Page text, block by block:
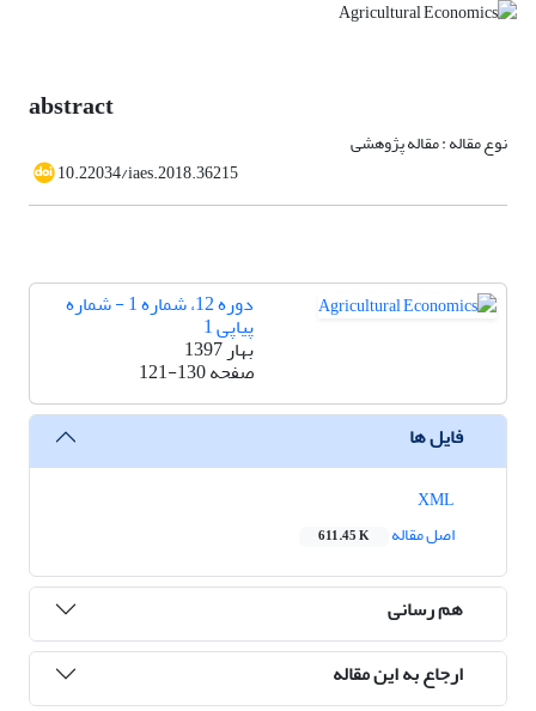
abstract
نوع مقاله : مقاله پژوهشی
10.22034/iaes.2018.36215
دوره 12، شماره 1 - شماره
پیاپی 1
بهار 1397
صفحه121-130
فایل ها
اصل مقاله
611.45 K
هم رسانی
ارجاع به این مقاله